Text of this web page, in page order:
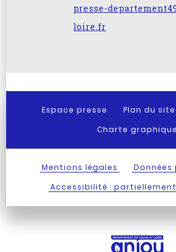
presse-
loire.fr
Espace presse Plan du site
Charte graphique
Mentions légales
Données
Accessibilité :